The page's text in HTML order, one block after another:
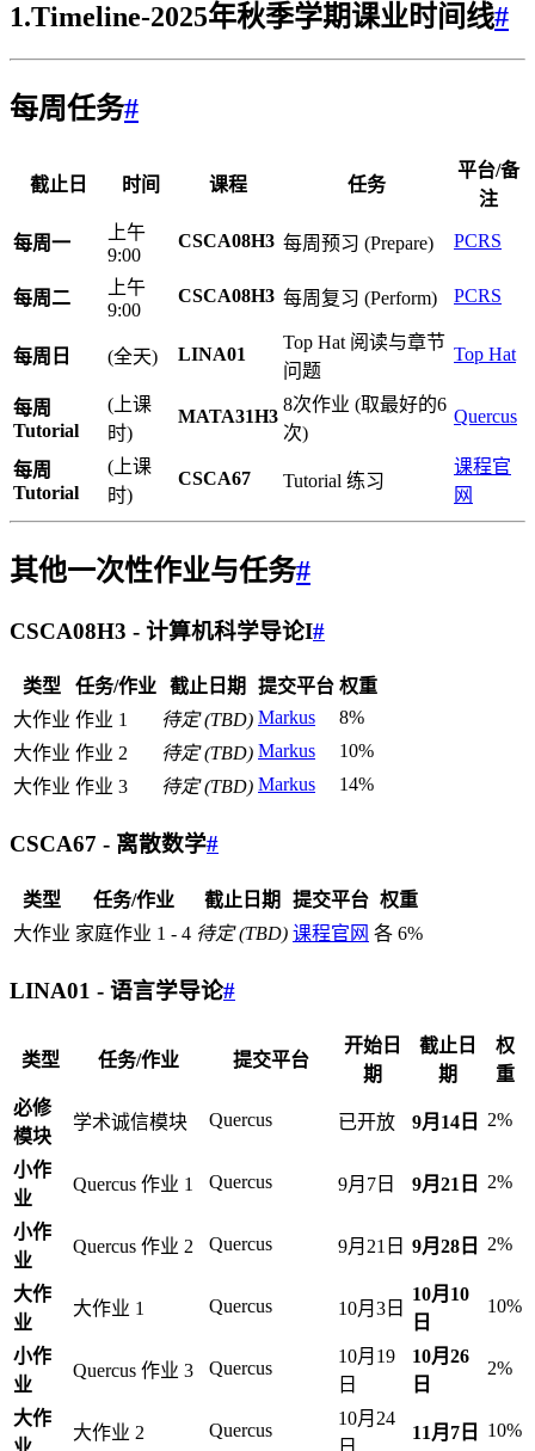
1.Timeline-2025年秋季学期课业时间线#
每周任务#
截止日 时间 课程 任务
平台/备
注
每周一
上午
9:00
CSCA08H3 每周预习 (Prepare) PCRS
每周二
上午
9:00
CSCA08H3 每周复习 (Perform) PCRS
每周日 (全天) LINA01
Top Hat 阅读与章节
问题
Top Hat
每周
Tutorial
(上课
时)
MATA31H3
8次作业 (取最好的6
次)
Quercus
每周
Tutorial
(上课
时)
CSCA67 Tutorial 练习
课程官
网
其他一次性作业与任务#
CSCA08H3 - 计算机科学导论I#
类型 任务/作业 截止日期 提交平台 权重
大作业 作业 1 待定 (TBD) Markus
8%
大作业 作业 2 待定 (TBD) Markus
10%
大作业 作业 3 待定 (TBD) Markus 14%
CSCA67 - 离散数学#
类型 任务/作业 截止日期 提交平台 权重
大作业 家庭作业 1 - 4 待定 (TBD) 课程官网 各 6%
LINA01 - 语言学导论#
类型 任务/作业 提交平台
开始日
期
截止日
期
权
重
必修
模块
学术诚信模块 Quercus 已开放 9月14日 2%
小作
业
Quercus 作业 1 Quercus 9月7日 9月21日 2%
小作
业
Quercus 作业 2 Quercus 9月21日 9月28日 2%
大作
业
大作业 1 Quercus 10月3日
10月10
日
10%
小作
业
Quercus 作业 3 Quercus
10月19
日
10月26
日
2%
大作
大作业 2 Quercus
10月24
11月7日 10%